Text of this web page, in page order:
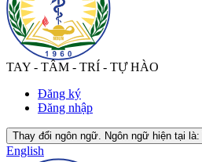
TAY - TÂM - TRÍ - TỰ HÀO
Đăng ký
Đăng nhập
Thay đổi ngôn ngữ. Ngôn ngữ hiện tại là:
English